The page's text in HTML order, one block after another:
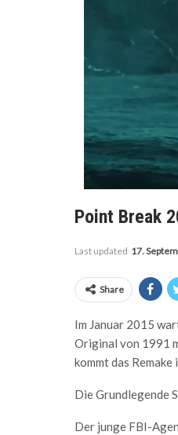
Point Break
Last updated 17.
Share
Im Januar 2015
Original von 1991
kommt das Remake
Die Grundlegende
Der junge FBI-